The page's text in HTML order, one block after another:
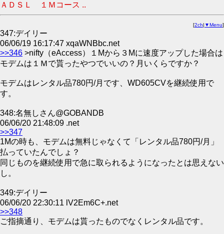
ＡＤＳＬ １Ｍコース ..
[2ch| ▼Menu]
347:デイリー
06/06/19 16:17:47 xqaWNBbc.net
>>346 >nifty（eAccess）１Mから３Mに速度アップした場合は
モデムは１Ｍで貰ったやつでいいの？月いくらですか？
モデムはレンタル品780円/月です、WD605CVを継続使用で
す。
348:名無しさん@GOBANDB
06/06/20 21:48:09 .net
>>347
1Mの時も、モデムは無料じゃなくて「レンタル品780円/月」
払っていたんでしょ？
同じものを継続使用で急に取られるようになったとは思えない
し。
349:デイリー
06/06/20 22:30:11 lV2Em6C+.net
>>348
ご指摘通り、モデムは貰ったものでなくレンタル品です。